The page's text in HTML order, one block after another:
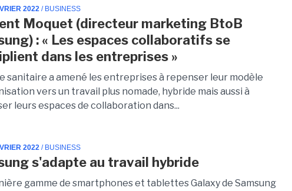
2022 / BUSINESS
Moquet (directeur marketing BtoB
: « Les espaces collaboratifs se
dans les entreprises »
sanitaire a amené les entreprises à repenser leur modèle
vers un travail plus nomade, hybride mais aussi à
leurs espaces de collaboration dans...
2022 / BUSINESS
s'adapte au travail hybride
gamme de smartphones et tablettes Galaxy de Samsung